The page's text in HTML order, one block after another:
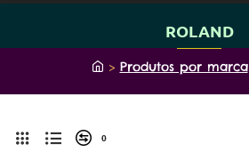
ROLAND
h
Produtos por marca
0